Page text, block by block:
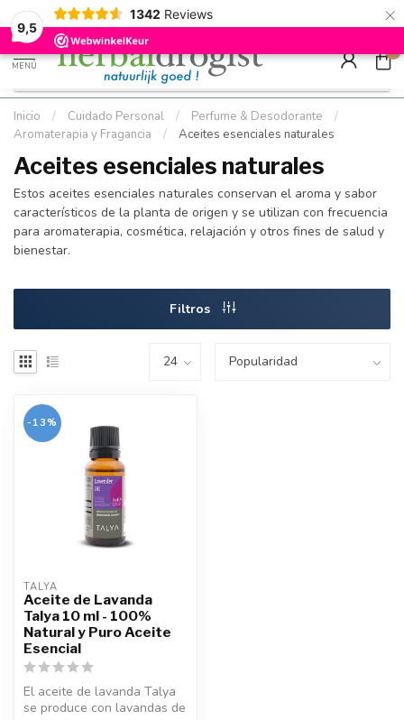
9,5
1342 Reviews ×
Kostenloser DE-Versand ab Mindestbestellwert |
Schnell geliefert
Minimum
Hızlı
MENÚ
0
Inicio / Cuidado Personal / Perfume & Desodorante
/
Aromaterapia y Fragancia
/ Aceites esenciales naturales
Aceites esenciales naturales
Estos aceites esenciales naturales conservan el aroma y sabor
característicos de la planta de origen y se utilizan con frecuencia
para aromaterapia, cosmética, relajación y otros fines de salud y
bienestar.
Filtros
-13%
TALYA
Aceite de Lavanda
Talya 10 ml - 100%
Natural y Puro Aceite
Esencial
El aceite de lavanda Talya
se produce con lavandas de